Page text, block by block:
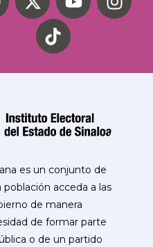
es un conjunto de
acceda a las
de manera
de formar parte
o de un partido